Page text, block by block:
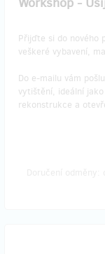
Přijďte si do nového
veškeré vybavení,
Do e-mailu vám pošlu
vytištění, ideální
rekonstrukce a